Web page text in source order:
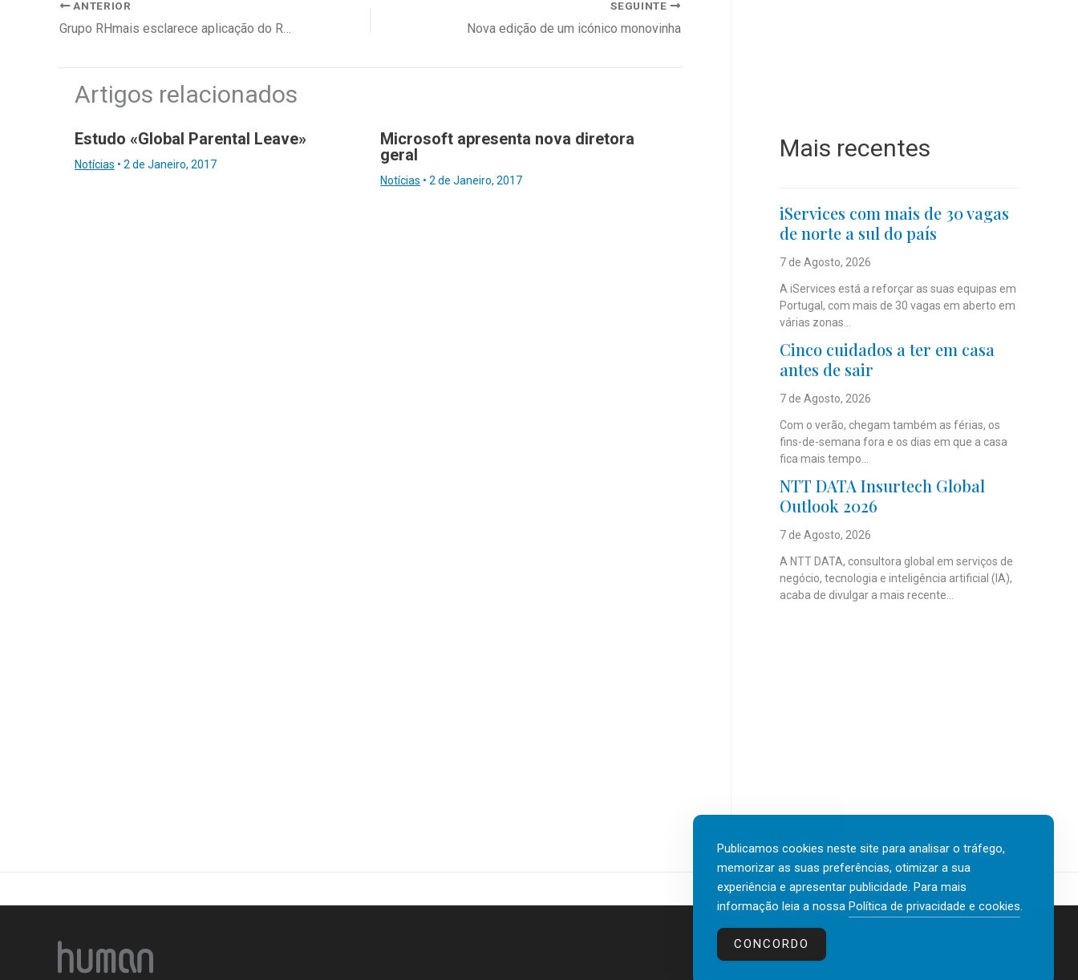
ANTERIOR
Grupo RHmais esclarece aplicação do RGPD em Portugal
SEGUINTE
Nova edição de um icónico monovinha
Artigos relacionados
Estudo «Global Parental Leave»
Notícias • 2 de Janeiro, 2017
Microsoft apresenta nova diretora
geral
Notícias • 2 de Janeiro, 2017
Mais recentes
iServices com mais de 30 vagas
de norte a sul do país
7 de Agosto, 2026
A iServices está a reforçar as suas equipas em
Portugal, com mais de 30 vagas em aberto em
várias zonas...
Cinco cuidados a ter em casa
antes de sair
7 de Agosto, 2026
Com o verão, chegam também as férias, os
fins-de-semana fora e os dias em que a casa
fica mais tempo...
NTT DATA Insurtech Global
Outlook 2026
7 de Agosto, 2026
A NTT DATA, consultora global em serviços de
negócio, tecnologia e inteligência artificial (IA),
acaba de divulgar a mais recente...
Contactos
Publicamos cookies neste site para analisar o tráfego,
memorizar as suas preferências, otimizar a sua
experiência e apresentar publicidade. Para mais
informação leia a nossa Política de privacidade e cookies.
CONCORDO